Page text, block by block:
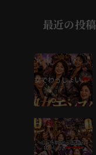
最近の投稿